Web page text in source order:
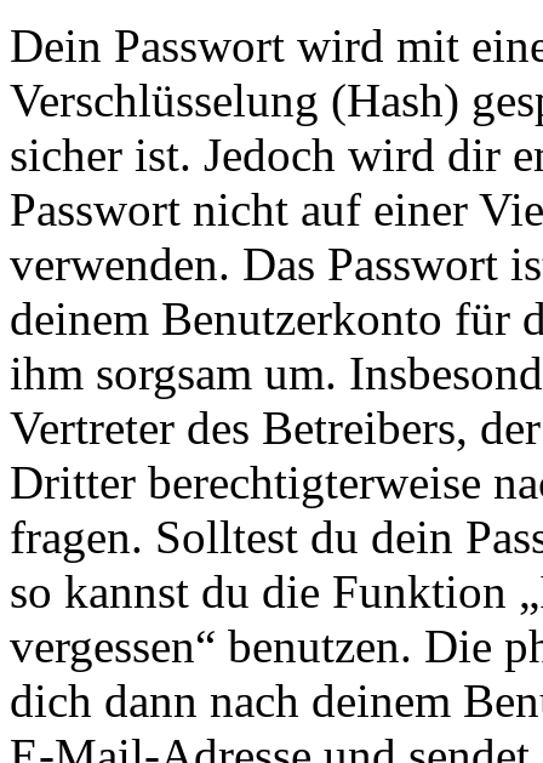
Dein Passwort wird mit
Verschlüsselung (Hash)
sicher ist. Jedoch wird dir
Passwort nicht auf einer
verwenden. Das Passwort
deinem Benutzerkonto für
ihm sorgsam um.
Vertreter des Betreibers,
Dritter berechtigterweise
fragen. Solltest du dein
so kannst du die Funktion
vergessen“ benutzen. Die
dich dann nach deinem